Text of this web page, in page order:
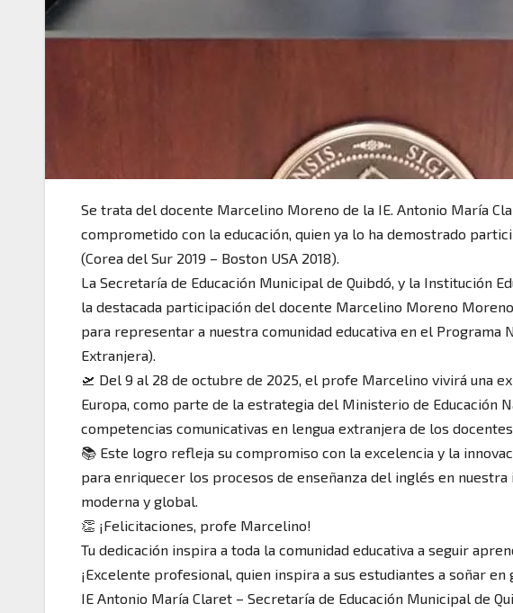
Se trata del docente Marcelino Moreno de la IE. Antonio María
comprometido con la educación, quien ya lo ha demostrado
(Corea del Sur 2019 – Boston USA 2018).
La Secretaría de Educación Municipal de Quibdó, y la Institución
la destacada participación del docente Marcelino Moreno
para representar a nuestra comunidad educativa en el Programa
Extranjera).
🛫 Del 9 al 28 de octubre de 2025, el profe Marcelino vivirá una
Europa, como parte de la estrategia del Ministerio de Educación
competencias comunicativas en lengua extranjera de los
📚 Este logro refleja su compromiso con la excelencia y la
para enriquecer los procesos de enseñanza del inglés en
moderna y global.
👏 ¡Felicitaciones, profe Marcelino!
Tu dedicación inspira a toda la comunidad educativa a seguir
¡Excelente profesional, quien inspira a sus estudiantes a soñar en
IE Antonio María Claret – Secretaría de Educación Municipal de